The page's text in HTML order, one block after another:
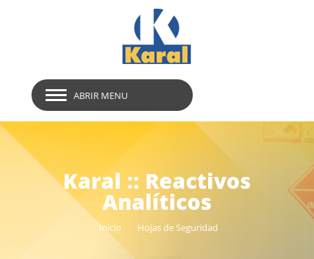
ABRIR MENU
Karal :: Reactivos
Analíticos
Inicio Hojas de Seguridad